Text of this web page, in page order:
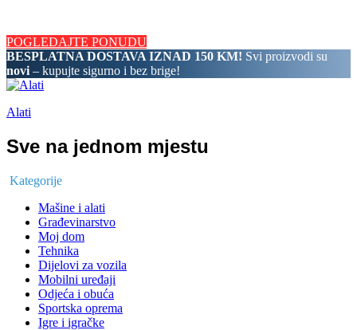
POGLEDAJTE PONUDU
BESPLATNA DOSTAVA IZNAD 150 KM! Svi proizvodi su
novi – kupujte sigurno i bez brige!
Alati
Sve na jednom mjestu
Kategorije
Mašine i alati
Građevinarstvo
Moj dom
Tehnika
Dijelovi za vozila
Mobilni uređaji
Odjeća i obuća
Sportska oprema
Igre i igračke